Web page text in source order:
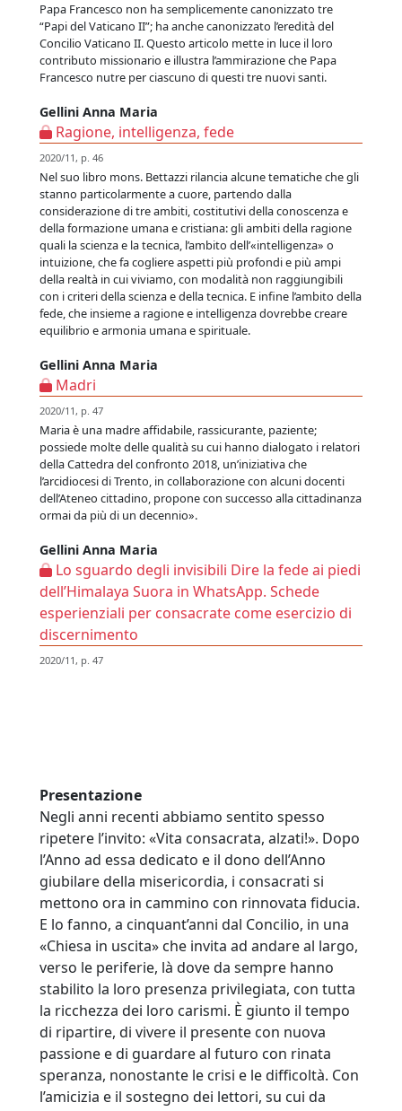
Papa Francesco non ha semplicemente canonizzato tre
“Papi del Vaticano II”; ha anche canonizzato l’eredità del
Concilio Vaticano II. Questo articolo mette in luce il loro
contributo missionario e illustra l’ammirazione che Papa
Francesco nutre per ciascuno di questi tre nuovi santi.
Gellini Anna Maria
Ragione, intelligenza, fede
2020/11, p. 46
Nel suo libro mons. Bettazzi rilancia alcune tematiche che gli
stanno particolarmente a cuore, partendo dalla
considerazione di tre ambiti, costitutivi della conoscenza e
della formazione umana e cristiana: gli ambiti della ragione
quali la scienza e la tecnica, l’ambito dell’«intelligenza» o
intuizione, che fa cogliere aspetti più profondi e più ampi
della realtà in cui viviamo, con modalità non raggiungibili
con i criteri della scienza e della tecnica. E infine l’ambito della
fede, che insieme a ragione e intelligenza dovrebbe creare
equilibrio e armonia umana e spirituale.
Gellini Anna Maria
Madri
2020/11, p. 47
Maria è una madre affidabile, rassicurante, paziente;
possiede molte delle qualità su cui hanno dialogato i relatori
della Cattedra del confronto 2018, un’iniziativa che
l’arcidiocesi di Trento, in collaborazione con alcuni docenti
dell’Ateneo cittadino, propone con successo alla cittadinanza
ormai da più di un decennio».
Gellini Anna Maria
Lo sguardo degli invisibili Dire la fede ai piedi
dell’Himalaya Suora in WhatsApp. Schede
esperienziali per consacrate come esercizio di
discernimento
2020/11, p. 47
Presentazione
Negli anni recenti abbiamo sentito spesso
ripetere l’invito: «Vita consacrata, alzati!». Dopo
l’Anno ad essa dedicato e il dono dell’Anno
giubilare della misericordia, i consacrati si
mettono ora in cammino con rinnovata fiducia.
E lo fanno, a cinquant’anni dal Concilio, in una
«Chiesa in uscita» che invita ad andare al largo,
verso le periferie, là dove da sempre hanno
stabilito la loro presenza privilegiata, con tutta
la ricchezza dei loro carismi. È giunto il tempo
di ripartire, di vivere il presente con nuova
passione e di guardare al futuro con rinata
speranza, nonostante le crisi e le difficoltà. Con
l’amicizia e il sostegno dei lettori, su cui da